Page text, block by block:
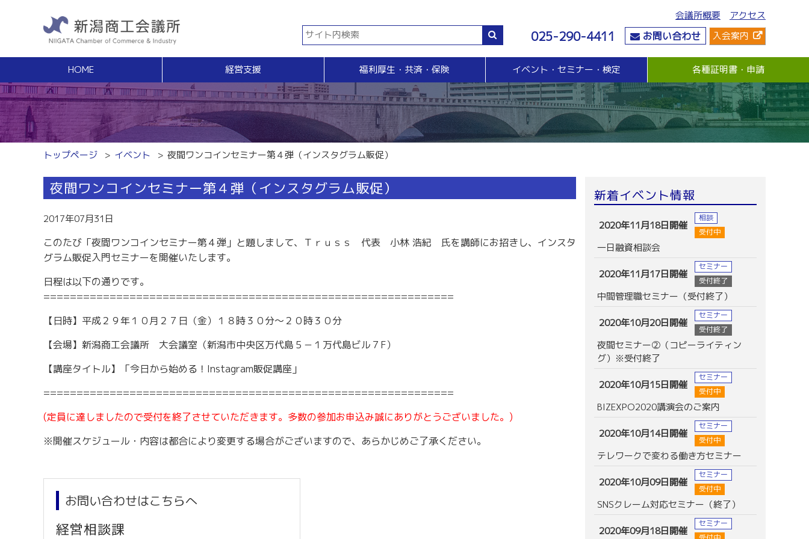
会議所概要 アクセス
025-290-4411 お問い合わせ 入会案内
HOME 経営支援
経営支援
経営相談
無料窓口相談
専門家ネットワーク
経営安定特別相談室
中小企業支援サイト「ミラサポ」
新潟県建設サポートセンター
税務相談（無料相談窓口）
労務・雇用関係
労働保険事務組合
賃金関係諸統計・説明会
事業承継・Ｍ＆Ａ
事業承継支援（無料相談窓口）
事業承継簡易診断
M＆Aの相談・斡旋
創業塾
事業計画・創業融資相談（無料窓口相談）
商工会議所ライブラリー
経営発達支援
販売拡大・人脈
販売拡大
商い情報便
電子商い情報便
商いつなぐサイト
交流会
ビジネス情報交換会
研究会
資金・融資
無担保・無保証人融資
各種融資制度紹介
社会情勢
要望・提言
地域活性化
福利厚生・共済・保険
福利
健康増進サポート
共済等
生命共済制度「チューリップ共済」
小規模企業共済制度
火災共済
自動車共済
国民年金基金
危機管理
危機管理支援（無料窓口相談）
与信管理支援(あんしん取引情報提供事業)
ビジネス総合保険制度
売上債権保全制度（グループ取引信用保険）
業務災害補償プラン
休業補償プラン
イベント・セミナー・検定
イベント・セミナー・検定
イベント・セミナー
検定
各種証明書・申請
各種証明書・申請
貿易関係証明
電子証明書発行
【受付終了】GS1事業者（JAN企業）コード
トップページ イベント 夜間ワンコインセミナー第４弾（インスタグラム販促）
夜間ワンコインセミナー第４弾（インスタグラム販促）
2017年07月31日
このたび「夜間ワンコインセミナー第４弾」と題しまして、Ｔｒｕｓｓ 代表 小林 浩紀 氏を講師にお招きし、インスタ
グラム販促入門セミナーを開催いたします。
日程は以下の通りです。
==============================================================
【日時】平成２９年１０月２７日（金）１８時３０分～２０時３０分
【会場】新潟商工会議所 大会議室（新潟市中央区万代島５－１万代島ビル７F）
【講座タイトル】「今日から始める！Instagram販促講座」
==============================================================
(定員に達しましたので受付を終了させていただきます。多数の参加お申込み誠にありがとうございました。)
※開催スケジュール・内容は都合により変更する場合がございますので、あらかじめご了承ください。
お問い合わせはこちらへ
経営相談課
新着イベント情報
2020年11月18日開催
相談
受付中
一日融資相談会
2020年11月17日開催
セミナー
受付終了
中間管理職セミナー（受付終了）
2020年10月20日開催
セミナー
受付終了
夜間セミナー②（コピーライティン
グ）※受付終了
2020年10月15日開催
セミナー
受付中
BIZEXPO2020講演会のご案内
2020年10月14日開催
セミナー
受付中
テレワークで変わる働き方セミナー
2020年10月09日開催
セミナー
受付中
SNSクレーム対応セミナー（終了）
2020年09月18日開催
セミナー